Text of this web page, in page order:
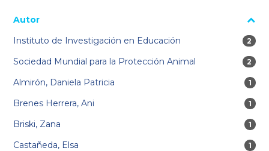
Autor
Instituto de Investigación en Educación
2
2
Sociedad Mundial para la Protección Animal 2
2
Almirón, Daniela Patricia 1
1
Brenes Herrera, Ani 1
1
Briski, Zana 1
1
Castañeda, Elsa 1
1